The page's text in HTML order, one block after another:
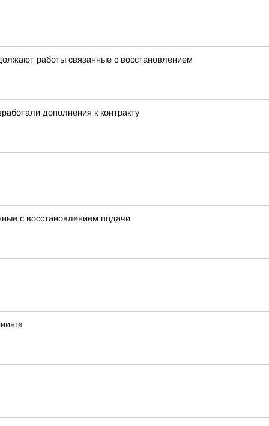
работы связанные с восстановлением
дополнения к контракту
с восстановлением подачи